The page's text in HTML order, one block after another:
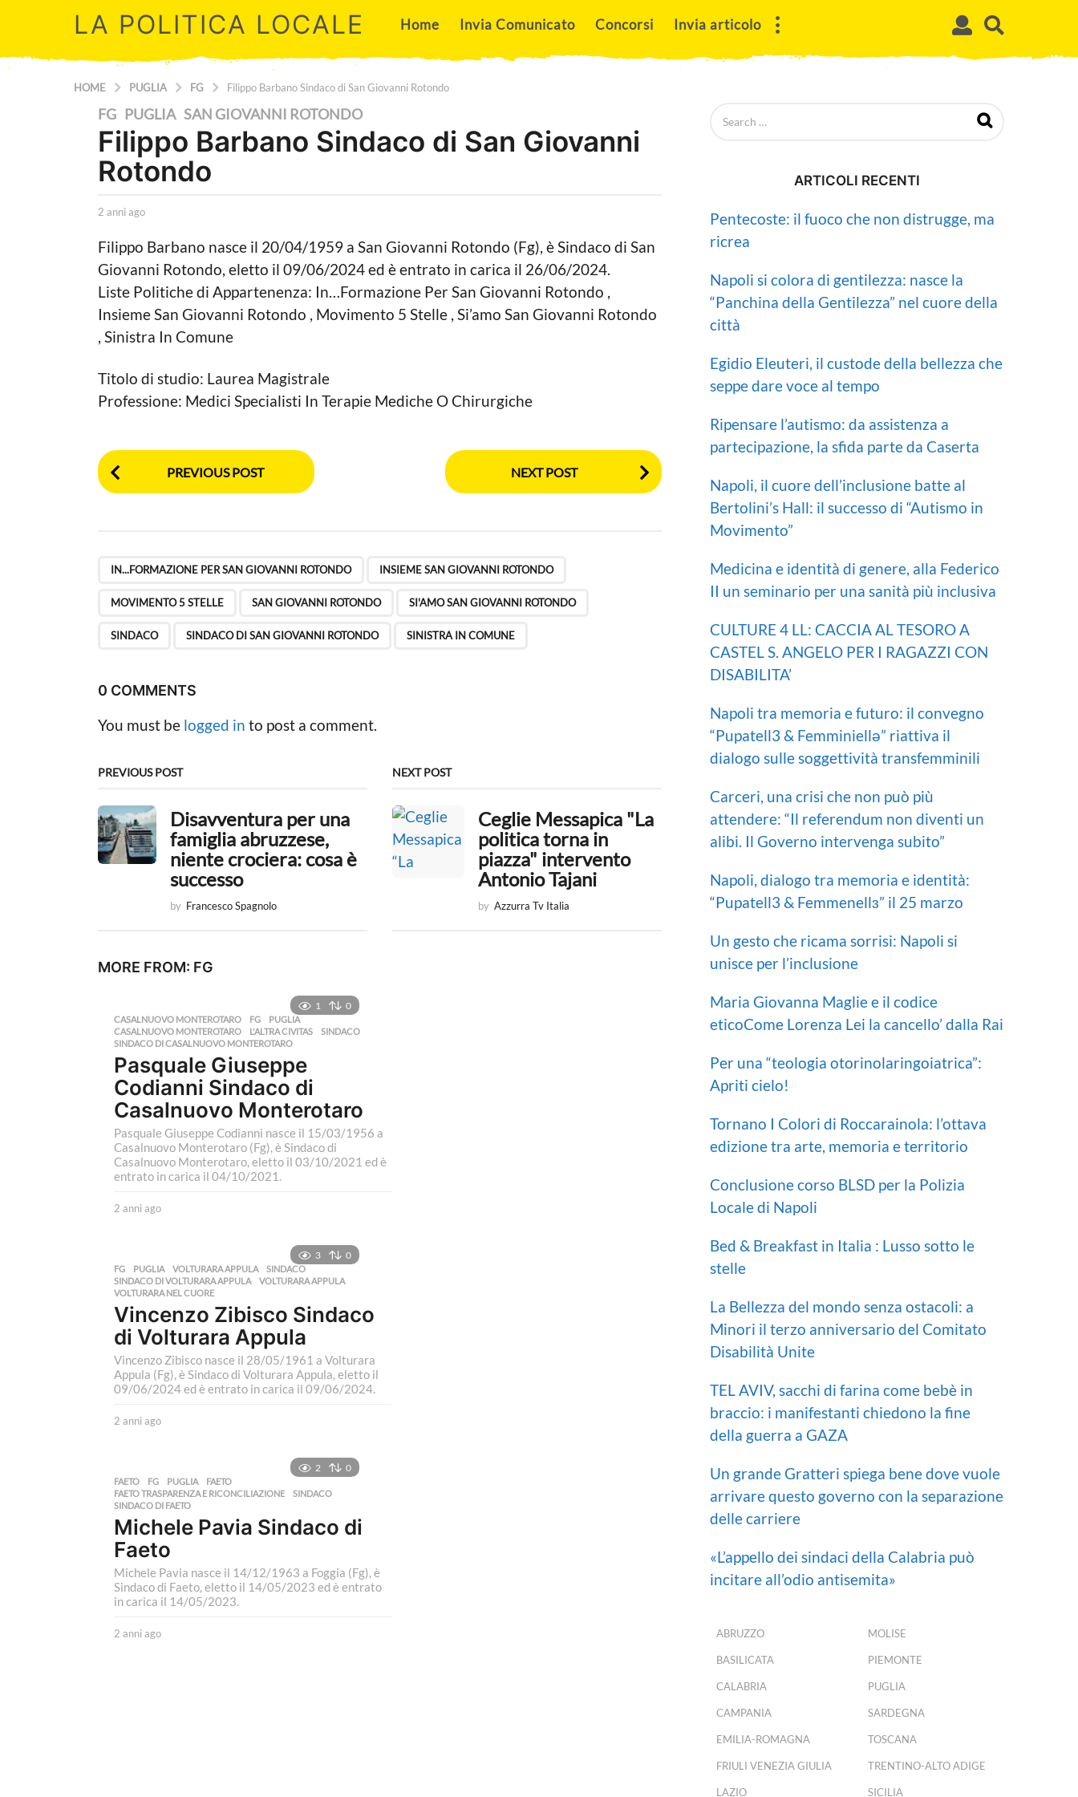
LA POLITICA LOCALE Home Invia Comunicato Concorsi Invia articolo
HOME PUGLIA FG Filippo Barbano Sindaco di San Giovanni Rotondo
2
a
n
n
i
g
o
2
a
n
i
a
o
FG PUGLIA ,SAN GIOVANNI ROTONDO
Filippo Barbano Sindaco di San Giovanni
Rotondo
b
L
a
P
o
i
i
a
L
o
l
e
2 anni ago
n
i
a
o
Filippo Barbano nasce il 20/04/1959 a San Giovanni Rotondo (Fg), è Sindaco di San
Giovanni Rotondo, eletto il 09/06/2024 ed è entrato in carica il 26/06/2024.
Liste Politiche di Appartenenza: In…Formazione Per San Giovanni Rotondo ,
Insieme San Giovanni Rotondo , Movimento 5 Stelle , Si’amo San Giovanni Rotondo
, Sinistra In Comune
Titolo di studio: Laurea Magistrale
Professione: Medici Specialisti In Terapie Mediche O Chirurgiche
P
o
g
i
a
t
i
o
n
PREVIOUS POST NEXT POST
IN...FORMAZIONE PER SAN GIOVANNI ROTONDO INSIEME SAN GIOVANNI ROTONDO
MOVIMENTO 5 STELLE SAN GIOVANNI ROTONDO SI'AMO SAN GIOVANNI ROTONDO
SINDACO SINDACO DI SAN GIOVANNI ROTONDO SINISTRA IN COMUNE
0 COMMENTS
You must be logged in to post a comment.
PREVIOUS POST
Disavventura per una
famiglia abruzzese,
niente crociera: cosa è
successo
by Francesco Spagnolo
NEXT POST
Ceglie Messapica "La
politica torna in
piazza" intervento
Antonio Tajani
by Azzurra Tv Italia
MORE FROM: FG
1 0
CASALNUOVO MONTEROTARO ,FG ,PUGLIA
CASALNUOVO MONTEROTARO
,L'ALTRA CIVITAS ,SINDACO
SINDACO DI CASALNUOVO MONTEROTARO
Pasquale Giuseppe
Codianni Sindaco di
Casalnuovo Monterotaro
Pasquale Giuseppe Codianni nasce il 15/03/1956 a
Casalnuovo Monterotaro (Fg), è Sindaco di
Casalnuovo Monterotaro, eletto il 03/10/2021 ed è
entrato in carica il 04/10/2021.
2 anni ago
i
a
g
o
3 0
FG ,PUGLIA ,VOLTURARA APPULA SINDACO
SINDACO DI VOLTURARA APPULA
,VOLTURARA APPULA
VOLTURARA NEL CUORE
Vincenzo Zibisco Sindaco
di Volturara Appula
Vincenzo Zibisco nasce il 28/05/1961 a Volturara
Appula (Fg), è Sindaco di Volturara Appula, eletto il
09/06/2024 ed è entrato in carica il 09/06/2024.
2 anni ago
a
g
o
2 0
FAETO ,FG ,PUGLIA FAETO
FAETO TRASPARENZA E RICONCILIAZIONE
,SINDACO
SINDACO DI FAETO
Michele Pavia Sindaco di
Faeto
Michele Pavia nasce il 14/12/1963 a Foggia (Fg), è
Sindaco di Faeto, eletto il 14/05/2023 ed è entrato
in carica il 14/05/2023.
2 anni ago
o
:
ARTICOLI RECENTI
Pentecoste: il fuoco che non distrugge, ma
ricrea
Napoli si colora di gentilezza: nasce la
“Panchina della Gentilezza” nel cuore della
città
Egidio Eleuteri, il custode della bellezza che
seppe dare voce al tempo
Ripensare l’autismo: da assistenza a
partecipazione, la sfida parte da Caserta
Napoli, il cuore dell’inclusione batte al
Bertolini’s Hall: il successo di “Autismo in
Movimento”
Medicina e identità di genere, alla Federico
II un seminario per una sanità più inclusiva
CULTURE 4 LL: CACCIA AL TESORO A
CASTEL S. ANGELO PER I RAGAZZI CON
DISABILITA’
Napoli tra memoria e futuro: il convegno
“Pupatell3 & Femminiellə” riattiva il
dialogo sulle soggettività transfemminili
Carceri, una crisi che non può più
attendere: “Il referendum non diventi un
alibi. Il Governo intervenga subito”
Napoli, dialogo tra memoria e identità:
“Pupatell3 & Femmenellɜ” il 25 marzo
Un gesto che ricama sorrisi: Napoli si
unisce per l’inclusione
Maria Giovanna Maglie e il codice
eticoCome Lorenza Lei la cancello’ dalla Rai
Per una “teologia otorinolaringoiatrica”:
Apriti cielo!
Tornano I Colori di Roccarainola: l’ottava
edizione tra arte, memoria e territorio
Conclusione corso BLSD per la Polizia
Locale di Napoli
Bed & Breakfast in Italia : Lusso sotto le
stelle
La Bellezza del mondo senza ostacoli: a
Minori il terzo anniversario del Comitato
Disabilità Unite
TEL AVIV, sacchi di farina come bebè in
braccio: i manifestanti chiedono la fine
della guerra a GAZA
Un grande Gratteri spiega bene dove vuole
arrivare questo governo con la separazione
delle carriere
«L’appello dei sindaci della Calabria può
incitare all’odio antisemita»
ABRUZZO
BASILICATA
CALABRIA
CAMPANIA
EMILIA-ROMAGNA
FRIULI VENEZIA GIULIA
LAZIO
MOLISE
PIEMONTE
PUGLIA
SARDEGNA
TOSCANA
TRENTINO-ALTO ADIGE
SICILIA